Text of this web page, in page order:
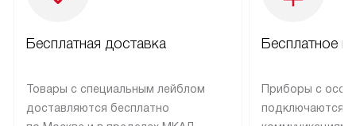
Бесплатная доставка
Товары с специальным лейблом
доставляются бесплатно
Бесплатное
Приборы с
подключаются к